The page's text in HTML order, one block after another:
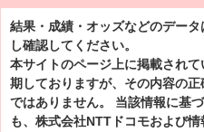
結果・成績・オッズなどのデー
し確認してください。
本サイトのページ上に掲載され
期しておりますが、その内容の
ではありません。 当該情報に基
も、株式会社NTTドコモおよび